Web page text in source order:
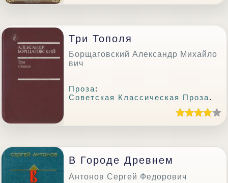
Три Тополя
Борщаговский Александр Михайло
вич
Проза:
Советская Классическая Проза.
В Городе Древнем
Антонов Сергей Федорович